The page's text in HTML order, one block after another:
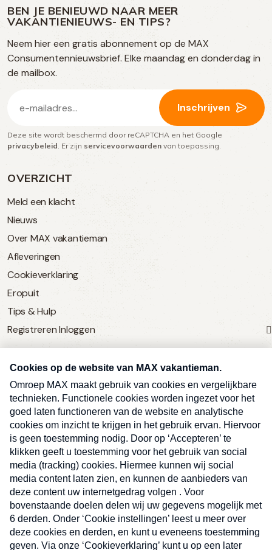
OVERZICHT
Meld een klacht
Nieuws
Over MAX vakantieman
Afleveringen
Cookieverklaring
Eropuit
Tips & Hulp
Registreren Inloggen
SERVICE
Over Omroep MAX
MAX Vandaag
MAX Meldpunt
Pers
Contact
Algemene voorwaarden
Privacyverklaring
Kwetsbaarheid melden
RegistrerenInloggen
op
social
media
op
Facebook
op
TikTok
op
Instagram
BEN JE BENIEUWD NAAR MEER
VAKANTIENIEUWS- EN TIPS?
Neem hier een gratis abonnement op de MAX
Consumentennieuwsbrief. Elke maandag en donderdag in
de mailbox.
mailadres
(Vereist)
Inschrijven
Deze site wordt beschermd door reCAPTCHA en het Google
privacybeleid . Er zijn servicevoorwaarden van toepassing.
Ben je benieuwd naar meer
vakantienieuws- en tips?
E-
Inschrijven